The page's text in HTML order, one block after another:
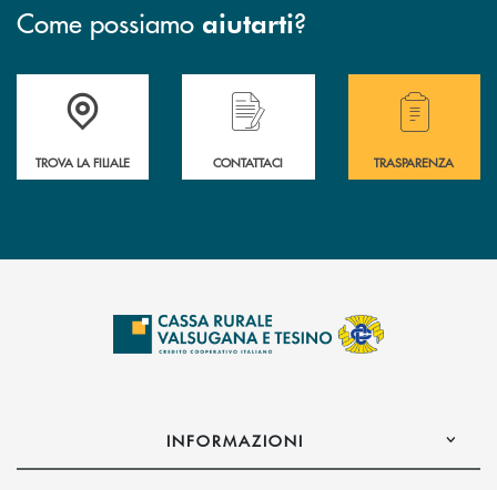
Come possiamo aiutarti?
Accedi all' elenco completo delle filiali .
TROVA LA FILIALE
Hai bisogno di assistenza immediata?
CONTATTACI
Hai bisogno di
TRASPARENZA
INFORMAZIONI